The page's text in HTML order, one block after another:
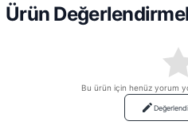
Ürün
Bu ürün için henüz yorum